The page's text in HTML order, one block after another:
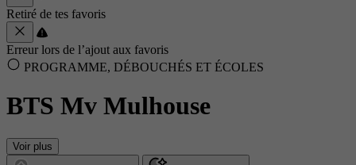
Retiré de tes favoris
Erreur lors de l’ajout aux favoris
PROGRAMME, DÉBOUCHÉS ET ÉCOLES
BTS Mv Mulhouse
Voir plus